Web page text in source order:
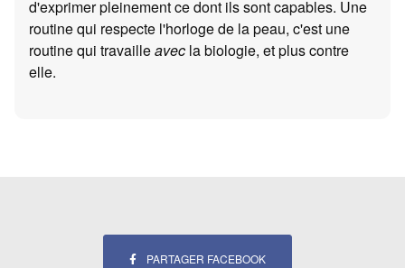
d'exprimer pleinement ce dont ils sont capables. Une
routine qui respecte l'horloge de la peau, c'est une
routine qui travailleavec la biologie, et plus contre
elle.
PARTAGER FACEBOOK